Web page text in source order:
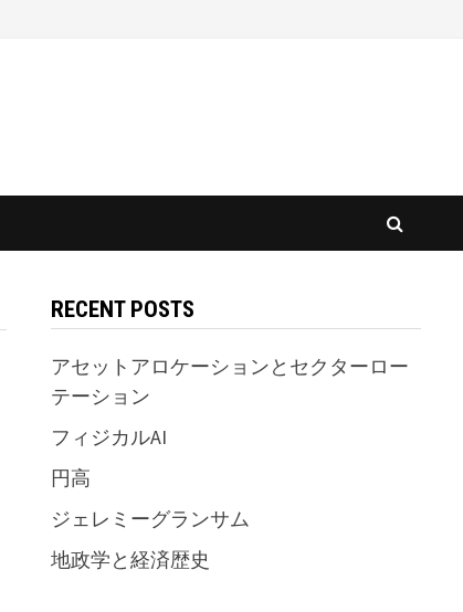
RECENT POSTS
アセットアロケーションとセクターロー
テーション
フィジカルAI
円高
ジェレミーグランサム
地政学と経済歴史